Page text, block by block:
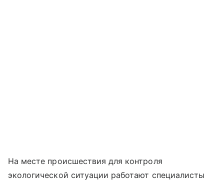
На месте происшествия для контроля
экологической ситуации работают специалисты